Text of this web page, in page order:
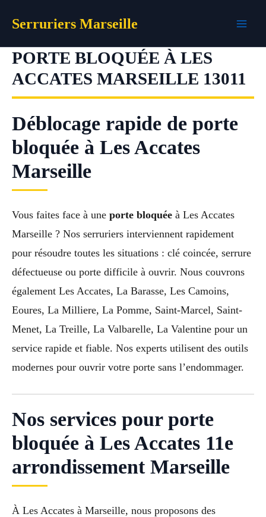
Serruriers Marseille
PORTE BLOQUÉE À LES
ACCATES MARSEILLE 13011
Déblocage rapide de porte
bloquée à Les Accates
Marseille
Vous faites face à une porte bloquée à Les Accates
Marseille ? Nos serruriers interviennent rapidement
pour résoudre toutes les situations : clé coincée, serrure
défectueuse ou porte difficile à ouvrir. Nous couvrons
également Les Accates, La Barasse, Les Camoins,
Eoures, La Milliere, La Pomme, Saint-Marcel, Saint-
Menet, La Treille, La Valbarelle, La Valentine pour un
service rapide et fiable. Nos experts utilisent des outils
modernes pour ouvrir votre porte sans l’endommager.
Nos services pour porte
bloquée à Les Accates 11e
arrondissement Marseille
À Les Accates à Marseille, nous proposons des